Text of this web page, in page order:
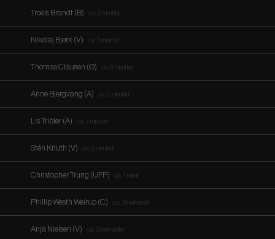
Troels Brandt (B) ca. 2 minutter
Nikolaj Bjørk (V) ca. 3 minutter
Thomas Clausen (Ø) ca. 5 minutter
Anne Bjergvang (A) ca. 2 minutter
Lis Tribler (A) ca. 2 minutter
Stén Knuth (V) ca. 2 minutter
Christopher Trung (UFP) ca. 1 minut
Phillip Westh Weirup (C) ca. 39 sekunder
Anja Nielsen (V) ca. 55 sekunder